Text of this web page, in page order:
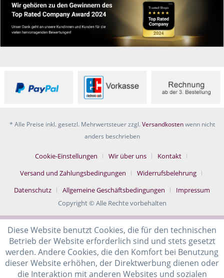
* Alle Preise inkl. gesetzl. Mehrwertsteuer zzgl.Versandkostenwenn nicht
anders beschrieben
Cookie-Einstellungen Wir über uns
Kontakt
Versand und Zahlungsbedingungen
Widerrufsbelehrung
Datenschutz
Allgemeine Geschäftsbedingungen
Impressum
Copyright © Alle Rechte vorbehalten
Diese Website benutzt Cookies, die für den technischen
Betrieb der Website erforderlich sind und stets gesetzt
werden. Andere Cookies, die den Komfort bei Benutzung
dieser Website erhöhen, der Direktwerbung dienen oder
die Interaktion mit anderen Websites und sozialen